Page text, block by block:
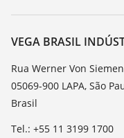
Constantes dielétricas
Sobre a VEGA
Contato
Noticias
Imprensa
Blog
VEGA BRASIL
Rua Werner Von
05069-900 LAPA, São
Brasil
Tel.: +55 11 3199 1700